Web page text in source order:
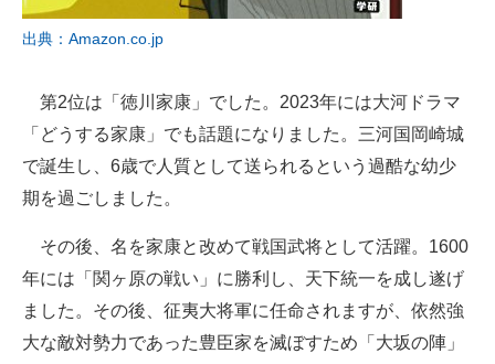
出典：Amazon.co.jp
第2位は「徳川家康」でした。2023年には大河ドラマ
「どうする家康」でも話題になりました。三河国岡崎城
で誕生し、6歳で人質として送られるという過酷な幼少
期を過ごしました。
その後、名を家康と改めて戦国武将として活躍。1600
年には「関ヶ原の戦い」に勝利し、天下統一を成し遂げ
ました。その後、征夷大将軍に任命されますが、依然強
大な敵対勢力であった豊臣家を滅ぼすため「大坂の陣」